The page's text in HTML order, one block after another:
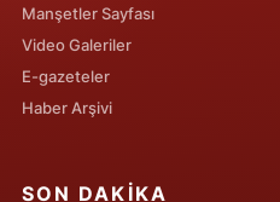
Zonguldak
Bayburt
Manşetler Sayfası
Video Galeriler
E-gazeteler
Haber Arşivi
SON DAKIKA